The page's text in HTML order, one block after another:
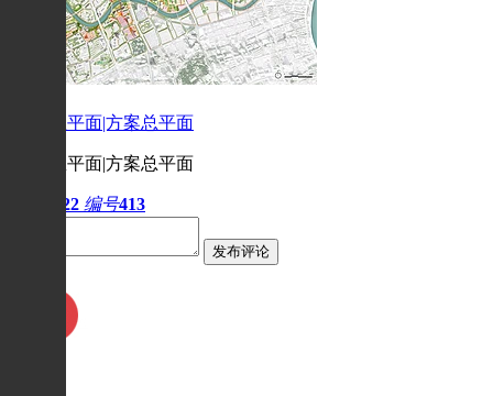
SWA|总平面|方案总平面
SWA|总平面|方案总平面
8022 编号413
发布评论